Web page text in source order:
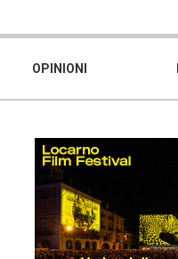
OPINIONI